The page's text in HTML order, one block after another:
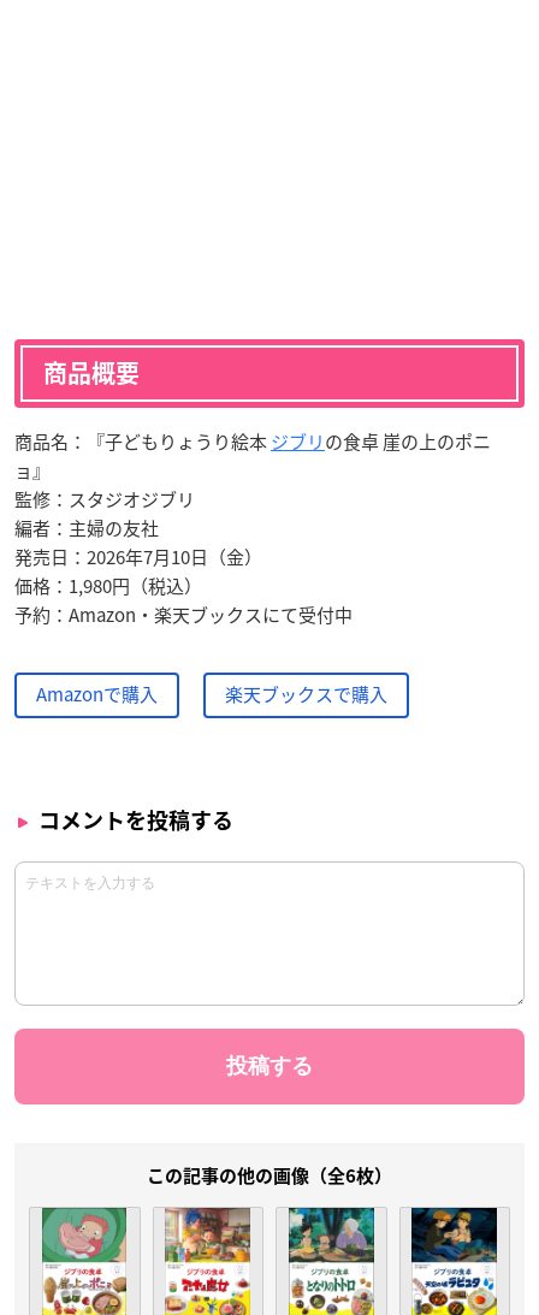
商品概要
商品名：『子どもりょうり絵本ジブリの食卓 崖の上のポニ
ョ』
監修：スタジオジブリ
編者：主婦の友社
発売日：2026年7月10日（金）
価格：1,980円（税込）
予約：Amazon・楽天ブックスにて受付中
Amazonで購入 楽天ブックスで購入
コメントを投稿する
この記事の他の画像（全6枚）